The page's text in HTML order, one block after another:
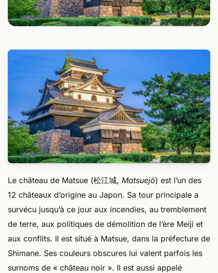
Le château de Matsue (松江城, Matsuejō) est l’un des
12 châteaux d’origine au Japon. Sa tour principale a
survécu jusqu’à ce jour aux incendies, au tremblement
de terre, aux politiques de démolition de l’ère Meiji et
aux conflits. Il est situé à Matsue, dans la préfecture de
Shimane. Ses couleurs obscures lui valent parfois les
surnoms de « château noir ». Il est aussi appelé